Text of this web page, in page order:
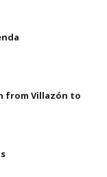
from Villazón to